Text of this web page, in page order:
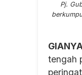
Pj.
tengah